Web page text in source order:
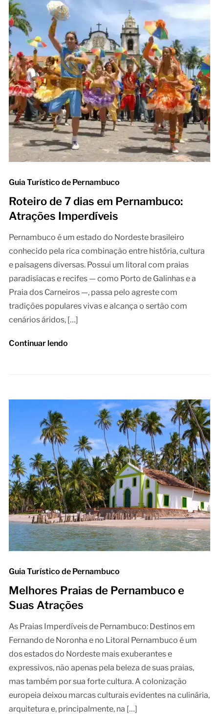
Guia Turístico de Pernambuco
Roteiro de 7 dias em Pernambuco:
Atrações Imperdíveis
Pernambuco é um estado do Nordeste brasileiro
conhecido pela rica combinação entre história, cultura
e paisagens diversas. Possui um litoral com praias
paradisíacas e recifes — como Porto de Galinhas e a
Praia dos Carneiros —, passa pelo agreste com
tradições populares vivas e alcança o sertão com
cenários áridos, […]
Continuar lendo
Guia Turístico de Pernambuco
Melhores Praias de Pernambuco e
Suas Atrações
As Praias Imperdíveis de Pernambuco: Destinos em
Fernando de Noronha e no Litoral Pernambuco é um
dos estados do Nordeste mais exuberantes e
expressivos, não apenas pela beleza de suas praias,
mas também por sua forte cultura. A colonização
europeia deixou marcas culturais evidentes na culinária,
arquitetura e, principalmente, na […]